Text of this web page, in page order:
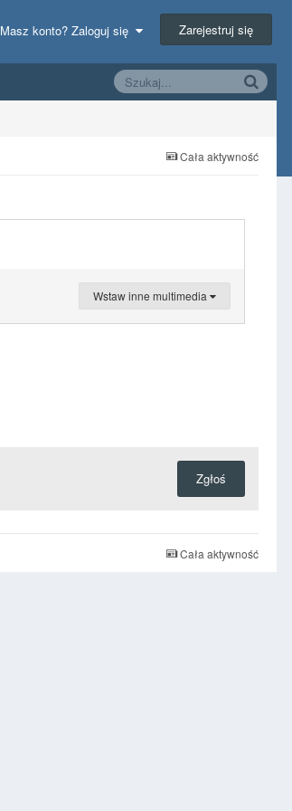
Masz konto? Zaloguj się Zarejestruj się
Cała aktywność
Wstaw inne multimedia
Zgłoś
Cała aktywność